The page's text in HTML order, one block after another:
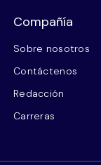
Compañía
Sobre nosotros
Contáctenos
Redacción
Carreras